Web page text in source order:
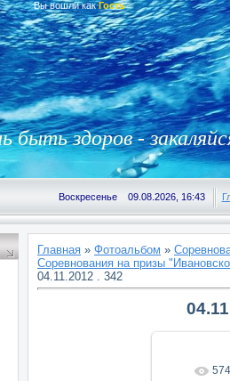
Вы вошли как Гость
быть здоров -
Воскресенье 09.08.2026, 16:43
Главная » Фотоальбом »
Соревнования на призы
04.11.2012 . 342
В 574